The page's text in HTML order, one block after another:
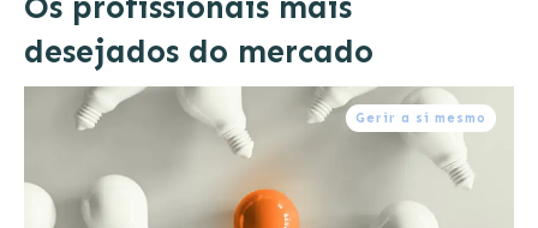
desejados do mercado
Gerir a si mesmo